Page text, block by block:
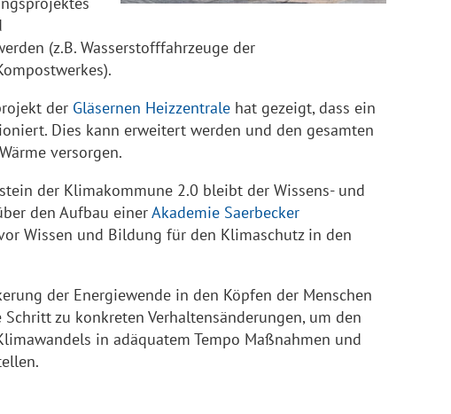
(z.B. Wasserstofffahrzeuge der
der Gläsernen Heizzentralehat gezeigt, dass ein
Dies kann erweitert werden und den gesamten
versorgen.
der Klimakommune 2.0 bleibt der Wissens- und
den Aufbau einerAkademie Saerbecker
Wissen und Bildung für den Klimaschutz in den
der Energiewende in den Köpfen der Menschen
zu konkreten Verhaltensänderungen, um den
in adäquatem Tempo Maßnahmen und